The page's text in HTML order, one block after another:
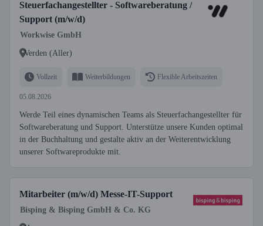
Steuerfachangestellter - Softwareberatung /
Support (m/w/d)
Workwise GmbH
Verden (Aller)
Vollzeit Weiterbildungen Flexible Arbeitszeiten
05.08.2026
Werde Teil eines dynamischen Teams als Steuerfachangestellter für
Softwareberatung und Support. Unterstütze unsere Kunden optimal
in der Buchhaltung und gestalte aktiv an der Weiterentwicklung
unserer Softwareprodukte mit.
Mitarbeiter (m/w/d) Messe-IT-Support
Bisping & Bisping GmbH & Co. KG